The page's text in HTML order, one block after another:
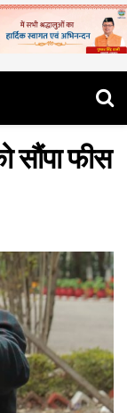
सौंपा फीस